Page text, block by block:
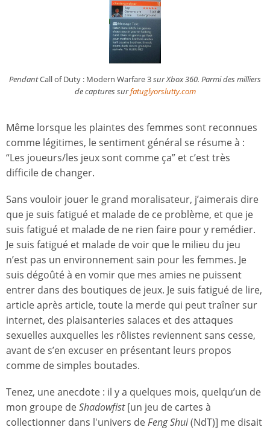
PendantCall of Duty : Modern Warfare 3sur Xbox 360. Parmi des milliers
de captures surfatuglyorslutty.com
Même lorsque les plaintes des femmes sont reconnues
comme légitimes, le sentiment général se résume à :
“Les joueurs/les jeux sont comme ça” et c’est très
difficile de changer.
Sans vouloir jouer le grand moralisateur, j’aimerais dire
que je suis fatigué et malade de ce problème, et que je
suis fatigué et malade de ne rien faire pour y remédier.
Je suis fatigué et malade de voir que le milieu du jeu
n’est pas un environnement sain pour les femmes. Je
suis dégoûté à en vomir que mes amies ne puissent
entrer dans des boutiques de jeux. Je suis fatigué de lire,
article après article, toute la merde qui peut traîner sur
internet, des plaisanteries salaces et des attaques
sexuelles auxquelles les rôlistes reviennent sans cesse,
avant de s’en excuser en présentant leurs propos
comme de simples boutades.
Tenez, une anecdote : il y a quelques mois, quelqu’un de
mon groupe deShadowfist[un jeu de cartes à
collectionner dans l'univers deFeng Shui(NdT)] me disait